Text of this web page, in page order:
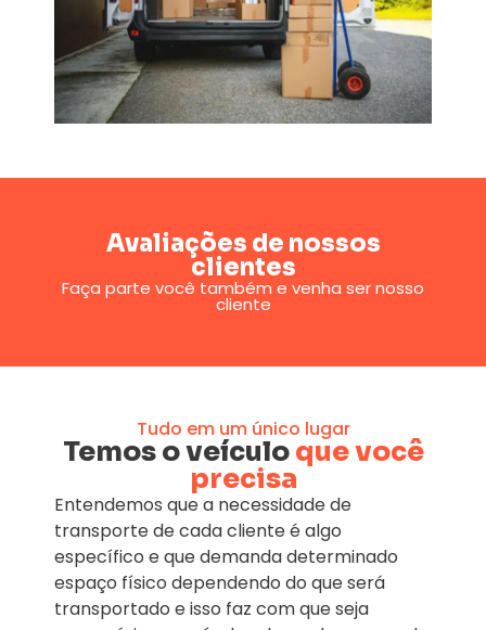
Avaliações de nossos
clientes
Faça parte você também e venha ser nosso
cliente
Tudo em um único lugar
Temos o veículoque você
precisa
Entendemos que a necessidade de
transporte de cada cliente é algo
específico e que demanda determinado
espaço físico dependendo do que será
transportado e isso faz com que seja